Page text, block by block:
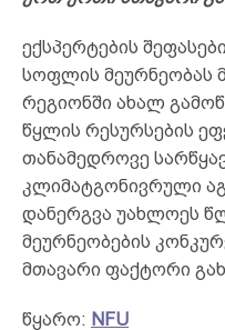
ექსპერტების
სოფლის მეურნეობას
რეგიონში ახალ
წყლის რესურსების
თანამედროვე
კლიმატგონივრული
დანერგვა უახლოეს
მეურნეობების
მთავარი ფაქტორი
წყარო: NFU